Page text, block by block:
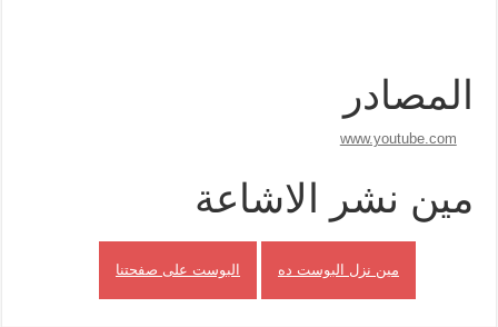
المصادر
www.youtube.com
مين نشر الاشاعة
مين نزل البوست ده البوست على صفحتنا